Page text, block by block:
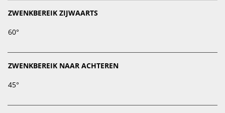
ZWENKBEREIK ZIJWAARTS
60°
ZWENKBEREIK NAAR ACHTEREN
45°